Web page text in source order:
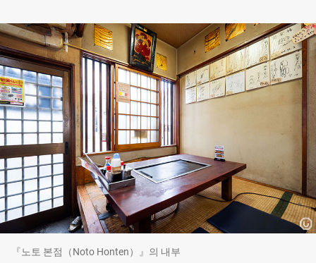
『노토 본점（Noto Honten）』의 내부